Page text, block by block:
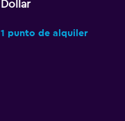
Dollar
1 punto de alquiler